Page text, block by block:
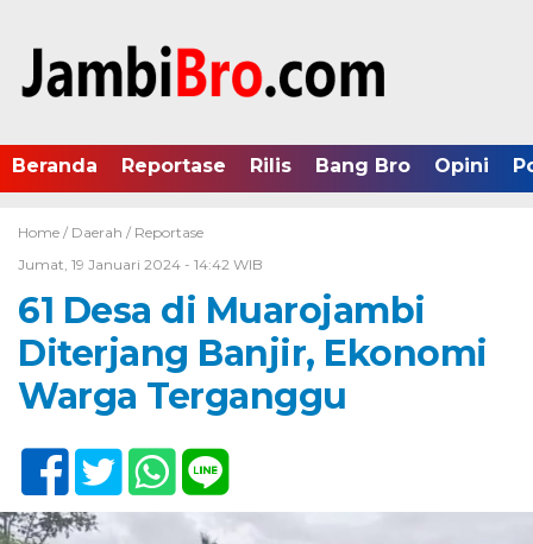
Beranda Reportase Rilis Bang Bro Opini
Home / Daerah / Reportase
Jumat, 19 Januari 2024 - 14:42 WIB
61 Desa di Muarojambi
Diterjang Banjir, Ekonomi
Warga Terganggu